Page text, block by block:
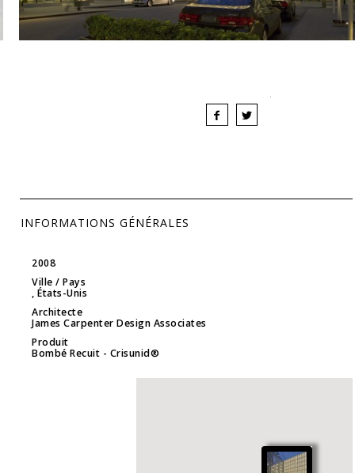
INFORMATIONS GÉNÉRALES
2008
Ville / Pays
, États-Unis
Architecte
James Carpenter Design Associates
Produit
Bombé Recuit - Crisunid®